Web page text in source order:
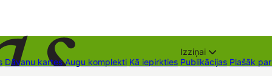
Dāvanu kartes Augu komplekti Kā iepirkties
Izziņai
Publikācijas Plašāk